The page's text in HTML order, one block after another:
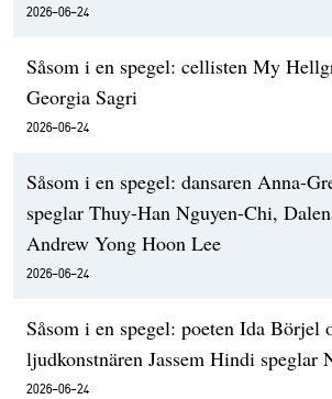
2026-06-24
Såsom i en spegel: cellisten My
Georgia Sagri
2026-06-24
Såsom i en spegel: dansaren Anna-
speglar Thuy-Han Nguyen-Chi,
Andrew Yong Hoon Lee
2026-06-24
Såsom i en spegel: poeten Ida Börjel
ljudkonstnären Jassem Hindi speglar
2026-06-24